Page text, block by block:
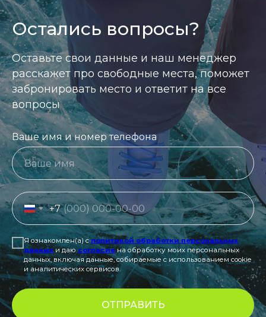
Остались вопросы?
Оставьте свои данные и наш менеджер
расскажет про свободные места, поможет
забронировать место и ответит на все
вопросы
Ваше имя и номер телефона
+7
Я ознакомлен(а) сполитикой обработки персональных
данныхи даюсогласие на обработку моих персональных
данных, включая данные, собираемые с использованием cookie
и аналитических сервисов.
ОТПРАВИТЬ